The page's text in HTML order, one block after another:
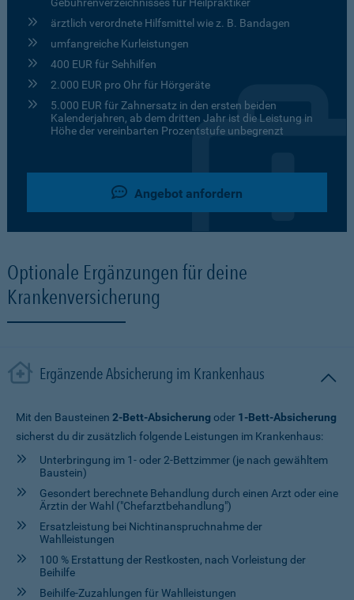
ärztlich verordnete Hilfsmittel wie z. B. Bandagen
umfangreiche Kurleistungen
400 EUR für Sehhilfen
2.000 EUR pro Ohr für Hörgeräte
5.000 EUR für Zahnersatz in den ersten beiden
Kalenderjahren, ab dem dritten Jahr ist die Leistung in
Höhe der vereinbarten Prozentstufe unbegrenzt
Angebot anfordern
Optionale Ergänzungen für deine
Krankenversicherung
Ergänzende Absicherung im Krankenhaus
Mit den Bausteinen 2-Bett-Absicherung oder 1-Bett-Absicherung
sicherst du dir zusätzlich folgende Leistungen im Krankenhaus:
Unterbringung im 1- oder 2-Bettzimmer (je nach gewähltem
Baustein)
Gesondert berechnete Behandlung durch einen Arzt oder eine
Ärztin der Wahl ("Chefarztbehandlung")
Ersatzleistung bei Nichtinanspruchnahme der
Wahlleistungen
100 % Erstattung der Restkosten, nach Vorleistung der
Beihilfe
Beihilfe-Zuzahlungen für Wahlleistungen